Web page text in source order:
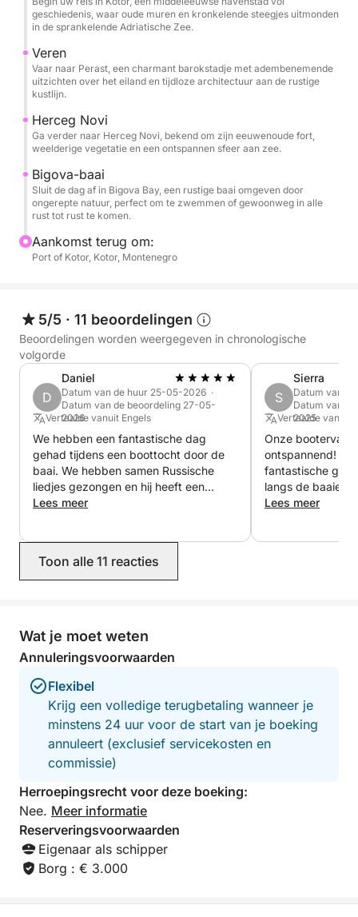
Terwijl we de baai uitvaren, is uw eerste hoogtepunt
de elegante stad Perast. Bekend om zijn Venetiaanse
Onze-Lieve-Vrouw van de Rotsen, is het een plek
waar geschiedenis en schoonheid samenkomen. U
kunt Perast te voet verkennen of het gewoon vanaf
het water bewonderen met een glas prosecco in de
hand.
Vervolgens varen we westwaarts richting Herceg
Novi, een charmant kustplaatsje vlakbij de ingang
van de baai. Met zijn gelaagde forten, promenades
aan zee en weelderige tuinen is het de perfecte stop
voor een beetje cultuur, een wandeling langs de
De dag eindigt in de Bigova-baai, een vredige,
afgelegen plek waar u heerlijk kunt zwemmen en
ontspannen. Veel gasten genieten hier van een
ontspannen lunch in een lokale visrestaurant,
omringd door kalm turquoise water.
Net als bij al onze tours in de Baai van Kotor is de
route volledig aanpasbaar. U kunt van stop wisselen,
uw zwemtijd verlengen of minder bekende hoeken
van de baai verkennen.
dag die precies is afgestemd op uw wensen.
geschiedenis, waar oude muren en kronkelende steegjes uitmonden
in de sprankelende Adriatische Zee.
Veren
Vaar naar Perast, een charmant barokstadje met adembenemende
uitzichten over het eiland en tijdloze architectuur aan de rustige
kustlijn.
Herceg Novi
Ga verder naar Herceg Novi, bekend om zijn eeuwenoude fort,
weelderige vegetatie en een ontspannen sfeer aan zee.
Bigova-baai
Sluit de dag af in Bigova Bay, een rustige baai omgeven door
ongerepte natuur, perfect om te zwemmen of gewoonweg in alle
rust tot rust te komen.
Aankomst terug om:
Port of Kotor, Kotor, Montenegro
5/5 · 11 beoordelingen
Beoordelingen worden weergegeven in chronologische
volgorde
D
Daniel
Datum van de huur 25-05-2026 ·
Datum van de beoordeling 27-05-
2026
Vertaalde vanuit Engels
We hebben een fantastische dag
gehad tijdens een boottocht door de
baai. We hebben samen Russische
liedjes gezongen en hij heeft een
heerlijke lunch voor ons klaargemaakt.
Lees meer
S
Sierra
Datum van
Datum van
2025
Vertaalde vanuit
Onze
ontspannend!
fantastische
langs de baaien
Montenegro.
Lees meer
Toon alle 11 reacties
Wat je moet weten
Annuleringsvoorwaarden
Flexibel
Krijg een volledige terugbetaling wanneer je
minstens 24 uur voor de start van je boeking
annuleert (exclusief servicekosten en
commissie)
Herroepingsrecht voor deze boeking:
Nee. Meer informatie
Reserveringsvoorwaarden
Eigenaar als schipper
Borg : € 3.000